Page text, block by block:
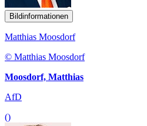
Bildinformationen
Matthias Moosdorf
© Matthias Moosdorf
Moosdorf, Matthias
AfD
()